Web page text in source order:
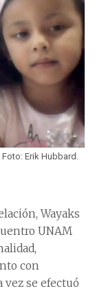
Foto: Erik Hubbard.
Wayaks
UNAM
con
vez se efectuó